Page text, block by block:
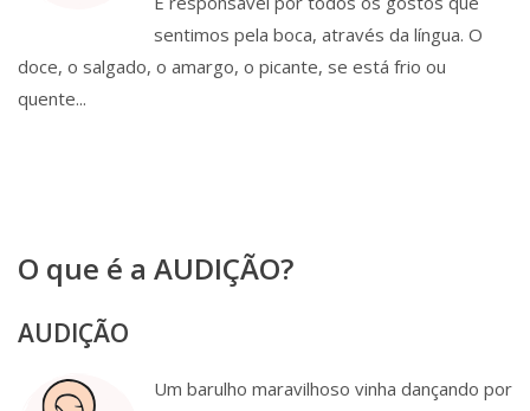
sentimos pela boca, através da língua. O
doce, o salgado, o amargo, o picante, se está frio ou
quente...
O que é a AUDIÇÃO?
AUDIÇÃO
Um barulho maravilhoso vinha dançando por